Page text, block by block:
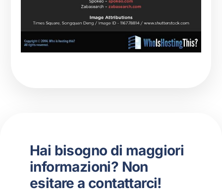
Hai bisogno di maggiori
informazioni? Non
esitare a contattarci!